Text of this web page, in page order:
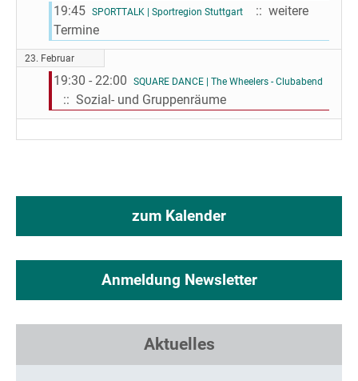
19:45 SPORTTALK | Sportregion Stuttgart
:: weitere
Termine
23. Februar
19:30 - 22:00 SQUARE DANCE | The Wheelers - Clubabend
:: Sozial- und Gruppenräume
zum Kalender
Anmeldung Newsletter
Aktuelles